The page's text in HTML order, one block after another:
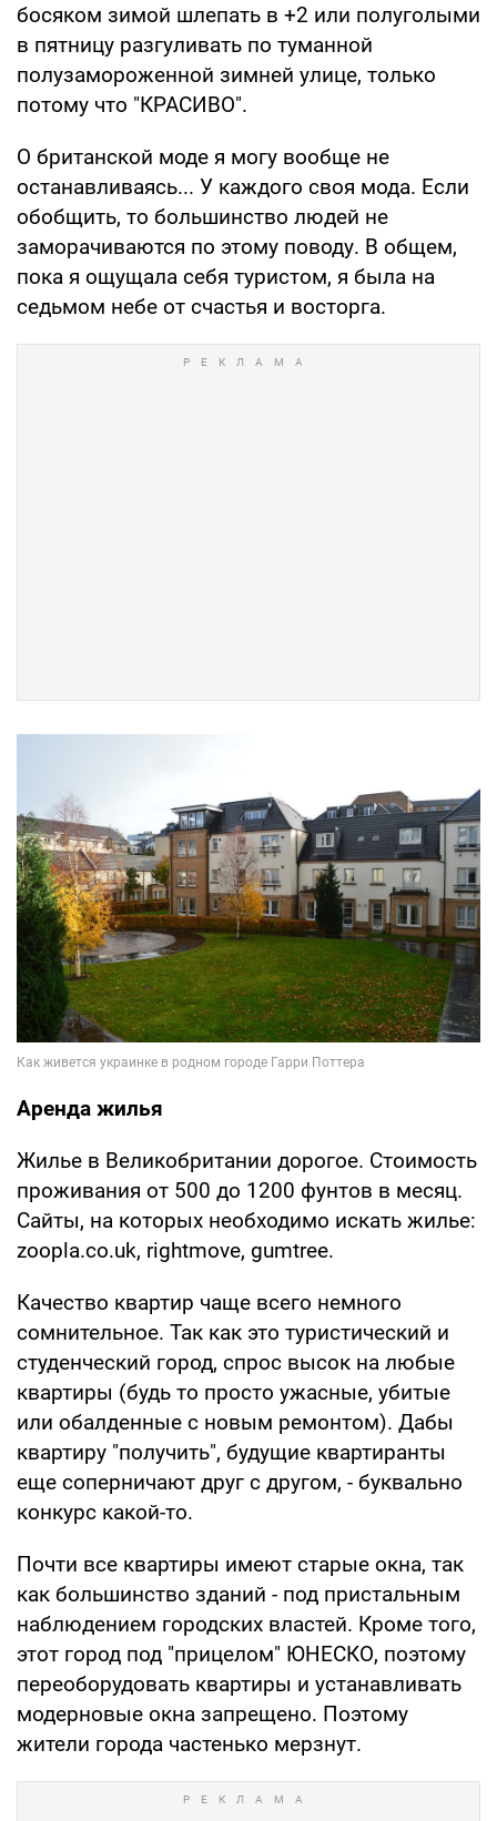
босяком зимой шлепать в +2 или полуголыми
в пятницу разгуливать по туманной
полузамороженной зимней улице, только
потому что "КРАСИВО".
О британской моде я могу вообще не
останавливаясь... У каждого своя мода. Если
обобщить, то большинство людей не
заморачиваются по этому поводу. В общем,
пока я ощущала себя туристом, я была на
седьмом небе от счастья и восторга.
Аренда жилья
Жилье в Великобритании дорогое. Стоимость
проживания от 500 до 1200 фунтов в месяц.
Сайты, на которых необходимо искать жилье:
zoopla.co.uk, rightmove, gumtree.
Качество квартир чаще всего немного
сомнительное. Так как это туристический и
студенческий город, спрос высок на любые
квартиры (будь то просто ужасные, убитые
или обалденные с новым ремонтом). Дабы
квартиру "получить", будущие квартиранты
еще соперничают друг с другом, - буквально
конкурс какой-то.
Почти все квартиры имеют старые окна, так
как большинство зданий - под пристальным
наблюдением городских властей. Кроме того,
этот город под "прицелом" ЮНЕСКО, поэтому
переоборудовать квартиры и устанавливать
модерновые окна запрещено. Поэтому
жители города частенько мерзнут.